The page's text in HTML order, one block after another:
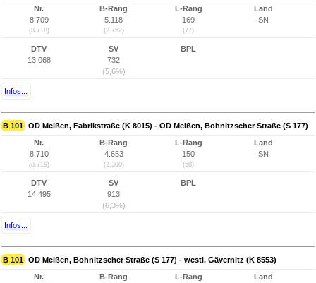
Nr.
8.709
(8.718)
B-Rang
5.118
(2.752)
L-Rang
169
(77)
Land
SN
DTV
13.068
SV
732
(5,6%)
BPL
Infos...
B 101 OD Meißen, Fabrikstraße (K 8015) - OD Meißen, Bohnitzscher Straße (S 177)
Nr.
8.710
(8.719)
B-Rang
4.653
(2.300)
L-Rang
150
(58)
Land
SN
DTV
14.495
SV
913
(6,3%)
BPL
Infos...
B 101 OD Meißen, Bohnitzscher Straße (S 177) - westl. Gävernitz (K 8553)
Nr.
B-Rang
L-Rang
Land